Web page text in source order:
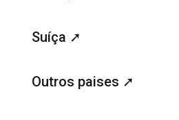
Suíça ➚
Outros paises ➚